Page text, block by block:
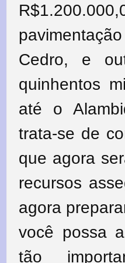
Cedro, e
quinhentos
até o
trata-se de
que agora
recursos
agora
você possa
tão